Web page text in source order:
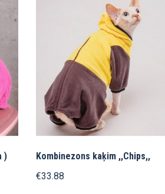
)
Kombinezons kaķim ,,Chips,,
€33.88